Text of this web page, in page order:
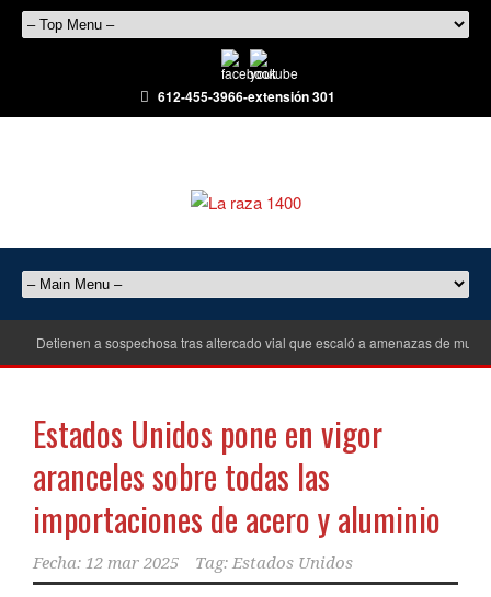
612-455-3966-extensión 301
Detienen a sospechosa tras altercado vial que escaló a amenazas de
Estados Unidos pone en vigor
aranceles sobre todas las
importaciones de acero y aluminio
Fecha: 12 mar 2025 Tag: Estados Unidos